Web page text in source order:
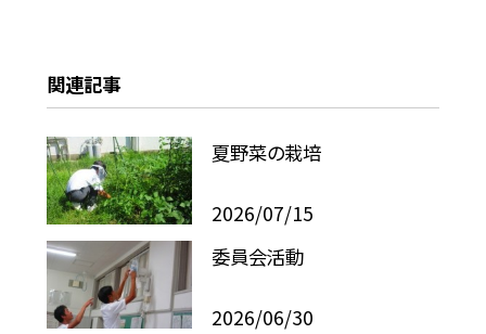
関連記事
夏野菜の栽培
2026/07/15
委員会活動
2026/06/30